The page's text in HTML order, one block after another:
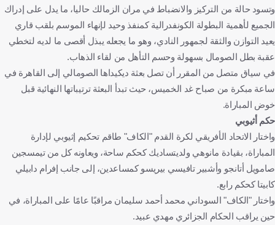
وتسود حالة من التركيز والانضباط في مران الزمالك حاليا، ما يدل على إدراك
الجميع لأهمية البطولة الكونفدرالية كمنفذ وحيد لإنهاء الموسم بلقب قاري
يعيد التوازن والثقة لجمهور النادي، وهو ما يجعله يبذل أقصى ما لديه لتخطي
عقبة بطل الصومال بسهولة وحسم التأهل من لقاء الذهاب.
في سياق متصل من المقرر أن تصل بعثة ديكيداها الصومالي إلى القاهرة في
ساعة مبكرة من صباح غد الخميس، حيث تبدأ البعثة ترتيباتها النهائية قبل
خوض المباراة.
حكم أثيوبي
واختار الاتحاد الأفريقي لكرة القدم "الكاف" طاقم تحكيم إثيوبي لإدارة
المباراة، بقيادة مانوهي ولديتساديك كحكم ساحة، ويعاونه كل من تيمسجين
صامويل أتانجو وأشبير تافيسي بيريسو كمساعدين، إلى جانب إفرام دابيلي
كابيتا كحكم رابع.
واختار "الكاف" السوداني محمد أحمد سليمان مراقبًا عامًا على المباراة، في
حين يراقب الحكام الجزائري مهدي عبيد.